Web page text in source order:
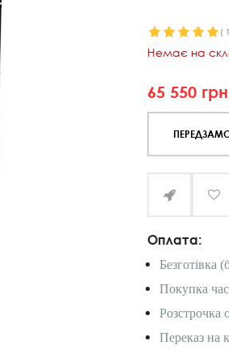
(
Немає на
65 550 грн
Оплата:
Безготівка
Покупка
Розстрочка
Переказ на